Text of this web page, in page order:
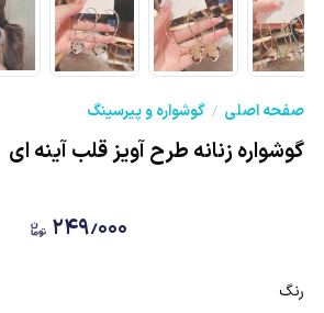
صفحه اصلی گوشواره و پیرسینگ
گوشواره زنانه طرح آویز قلب آینه ای
۲۴۹٫۰۰۰
رنگ